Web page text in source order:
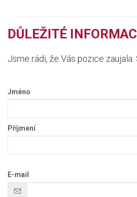
DŮLEŽITÉ
Jsme rádi, že Vás pozice zaujala.
Jméno
Příjmení
E-mail